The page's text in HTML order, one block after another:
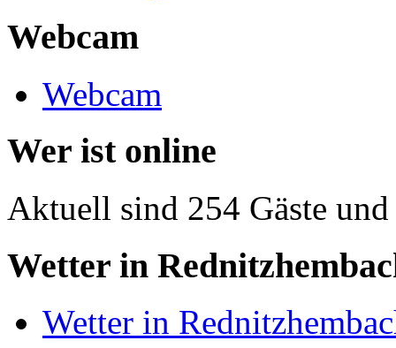
Webcam
Webcam
Wer ist online
Aktuell sind 254 Gäste
Wetter in
Wetter in